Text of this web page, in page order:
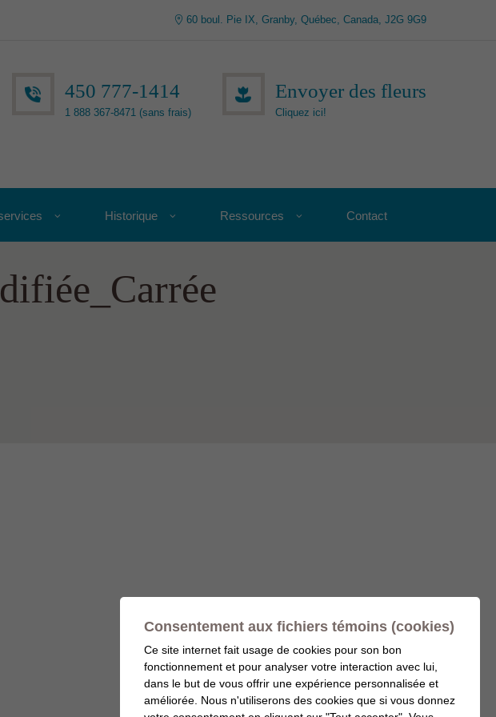
60 boul. Pie IX, Granby, Québec, Canada, J2G 9G9
450 777-1414
1 888 367-8471 (sans frais)
Envoyer des fleurs
Cliquez ici!
Historique Ressources Contact
Consentement aux fichiers témoins (cookies)
Ce site internet fait usage de cookies pour son bon
fonctionnement et pour analyser votre interaction avec lui,
dans le but de vous offrir une expérience personnalisée et
améliorée. Nous n'utiliserons des cookies que si vous donnez